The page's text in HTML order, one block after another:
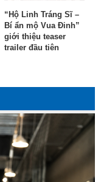
“Hộ Linh Tráng Sĩ –
Bí ẩn mộ Vua Đinh”
giới thiệu teaser
trailer đầu tiên